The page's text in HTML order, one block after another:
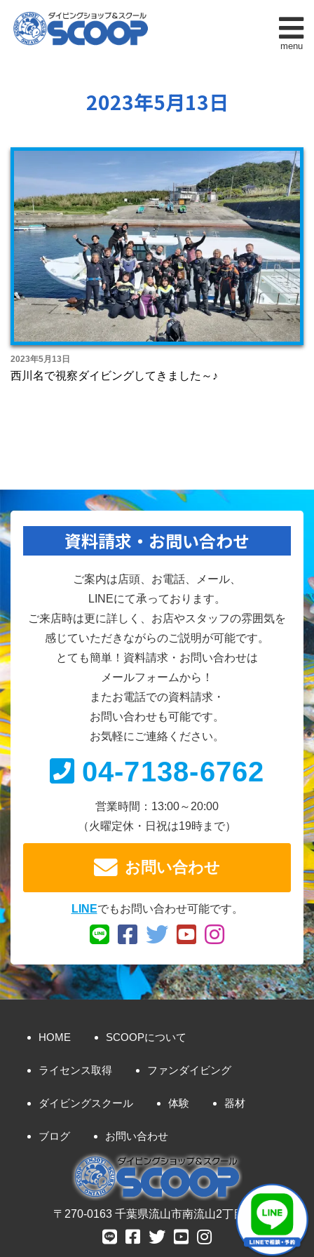
menu
2023年5月13日
2023年5月13日
西川名で視察ダイビングしてきました～♪
資料請求・お問い合わせ
ご案内は店頭、お電話、メール、
LINEにて承っております。
ご来店時は更に詳しく、お店やスタッフの雰囲気を
感じていただきながらのご説明が可能です。
とても簡単！資料請求・お問い合わせは
メールフォームから！
またお電話での資料請求・
お問い合わせも可能です。
お気軽にご連絡ください。
04-7138-6762
営業時間：13:00～20:00
（火曜定休・日祝は19時まで）
お問い合わせ
LINEでもお問い合わせ可能です。
HOME SCOOPについて
ライセンス取得 ファンダイビング
ダイビングスクール 体験 器材
ブログ お問い合わせ
〒270-0163 千葉県流山市南流山2丁目8-7